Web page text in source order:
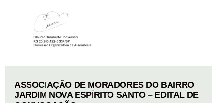
ASSOCIAÇÃO DE MORADORES DO BAIRRO
JARDIM NOVA ESPÍRITO SANTO – EDITAL DE